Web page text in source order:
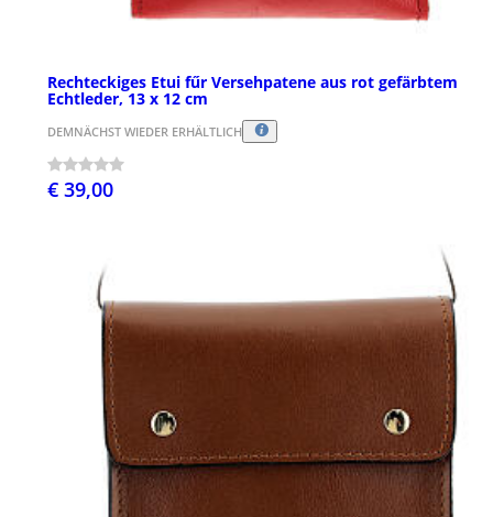
Rechteckiges Etui fűr Versehpatene aus rot gefärbtem
Echtleder, 13 x 12 cm
DEMNÄCHST WIEDER ERHÄLTLICH
€ 39,00